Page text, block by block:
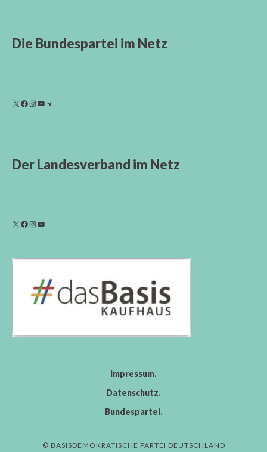
Die Bundespartei im Netz
Der Landesverband im Netz
Impressum
Datenschutz
Bundespartei
© BASISDEMOKRATISCHE PARTEI DEUTSCHLAND